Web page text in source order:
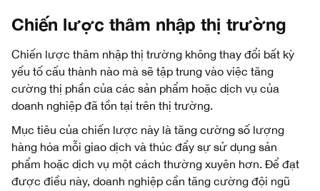
Chiến lược thâm nhập thị trường
Chiến lược thâm nhập thị trường không thay đổi bất kỳ
yếu tố cấu thành nào mà sẽ tập trung vào việc tăng
cường thị phần của các sản phẩm hoặc dịch vụ của
doanh nghiệp đã tồn tại trên thị trường.
Mục tiêu của chiến lược này là tăng cường số lượng
hàng hóa mỗi giao dịch và thúc đẩy sự sử dụng sản
phẩm hoặc dịch vụ một cách thường xuyên hơn. Để đạt
được điều này, doanh nghiệp cần tăng cường đội ngũ